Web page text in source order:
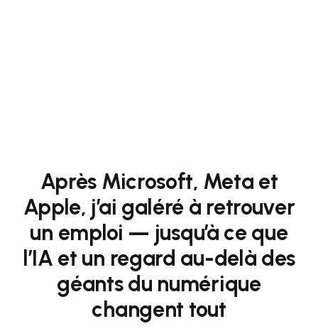
Après Microsoft, Meta et
Apple, j’ai galéré à retrouver
un emploi — jusqu’à ce que
l’IA et un regard au-delà des
géants du numérique
changent tout